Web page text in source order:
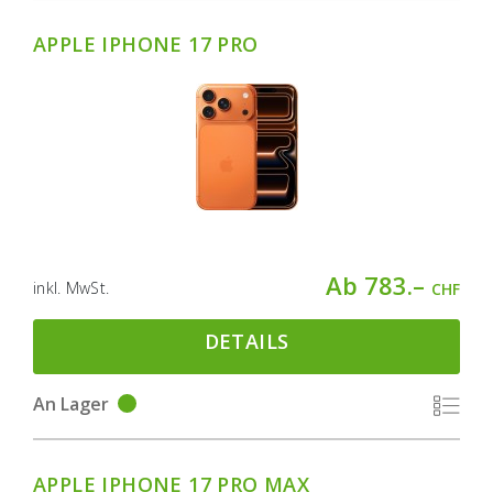
APPLE IPHONE 17 PRO
inkl. MwSt. Ab 783.– CHF
DETAILS
An Lager
APPLE IPHONE 17 PRO MAX